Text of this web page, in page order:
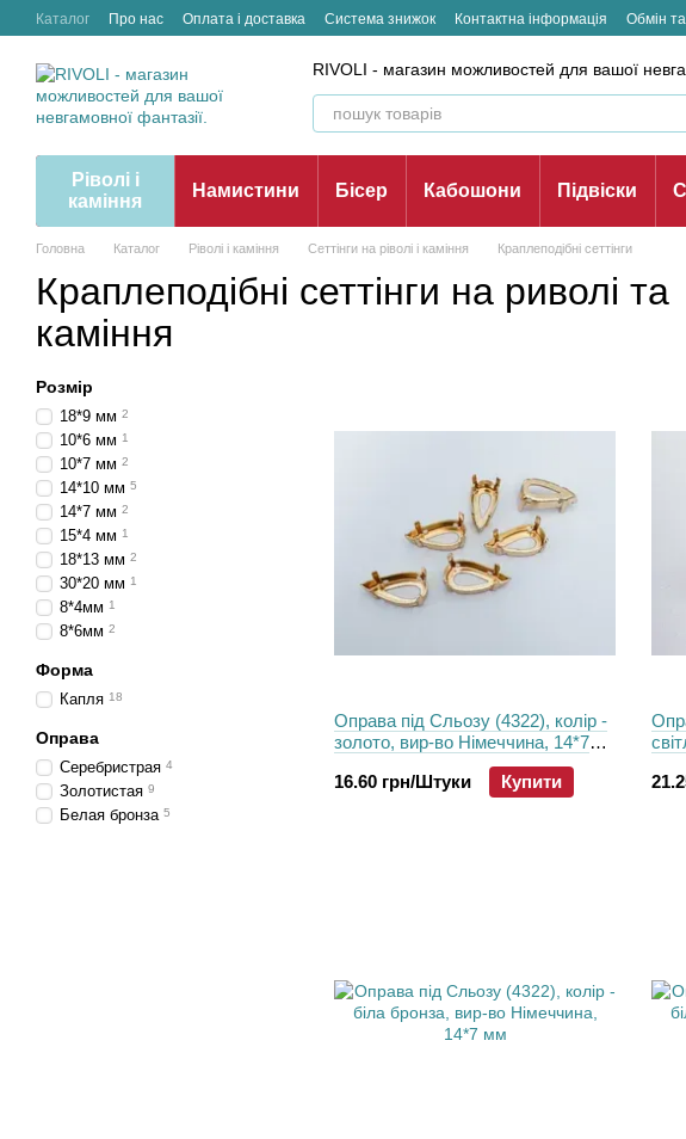
Перейти до основного контенту
Каталог Про нас Оплата і доставка Система знижок Контактна інформація Обмін
RIVOLI - магазин можливостей для вашої
Ріволі і
каміння
Намистини Бісер Кабошони Підвіски
Головна Каталог Ріволі і каміння Сеттінги на ріволі і каміння Краплеподібні сеттінги
Краплеподібні сеттінги на риволі та
каміння
Оправа під Сльозу (4322), колір -
золото, вир-во Німеччина, 14*7
16.60 грн/Штуки
Купити
Розмір
18*9 мм 2
10*6 мм 1
10*7 мм 2
14*10 мм 5
14*7 мм 2
15*4 мм 1
18*13 мм 2
30*20 мм 1
8*4мм 1
8*6мм 2
Форма
Капля 18
Оправа
Серебристрая 4
Золотистая 9
Белая бронза 5